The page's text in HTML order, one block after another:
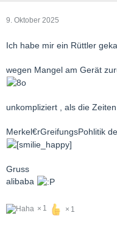
9. Oktober 2025
Ich habe mir ein Rüttler
wegen Mangel am Gerät
unkompliziert , als die
Merkel€rGreifungsPohlitik
Gruss
alibaba
1 1